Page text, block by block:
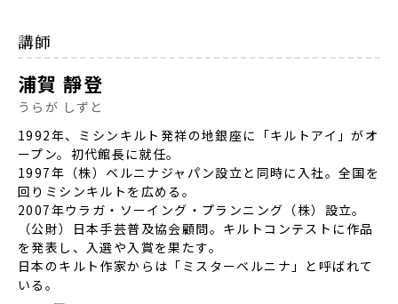
講師
浦賀 靜登
うらが しずと
1992年、ミシンキルト発祥の地銀座に「キルトアイ」がオ
ープン。初代館長に就任。
1997年（株）ベルニナジャパン設立と同時に入社。全国を
回りミシンキルトを広める。
2007年ウラガ・ソーイング・プランニング（株）設立。
（公財）日本手芸普及協会顧問。キルトコンテストに作品
を発表し、入選や入賞を果たす。
日本のキルト作家からは「ミスターベルニナ」と呼ばれて
いる。